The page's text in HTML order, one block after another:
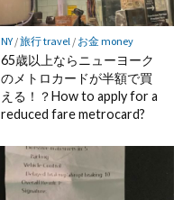
NY/旅行 travel/ お金 money
65歳以上ならニューヨーク
のメトロカードが半額で買
える！？How to apply for a
reduced fare metrocard?